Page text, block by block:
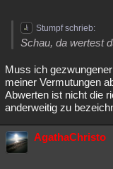
Stumpf schrieb:
Schau, da wertest
Muss ich
meiner Vermutungen
Abwerten ist nicht die
anderweitig zu
AgathaChristo